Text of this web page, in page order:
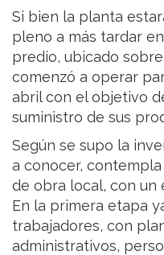
Si bien la planta
pleno a más tardar
predio, ubicado
comenzó a operar
abril con el objetivo
suministro de sus
Según se supo la
a conocer,
de obra local, con un
En la primera etapa
trabajadores, con
administrativos,